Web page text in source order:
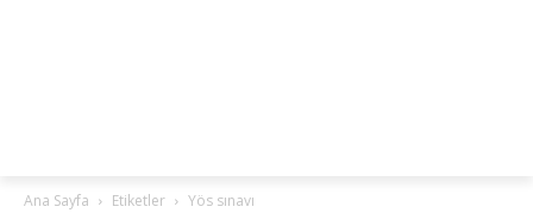
Ana Sayfa Etiketler Yös sınavı